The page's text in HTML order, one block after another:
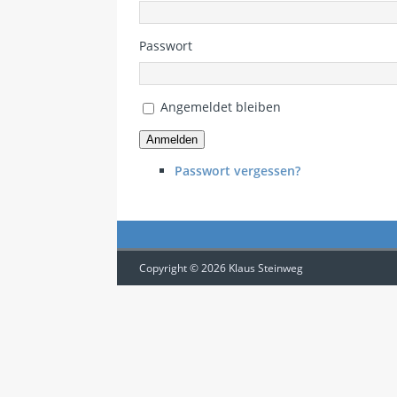
Passwort
Angemeldet bleiben
Anmelden
Passwort vergessen?
Copyright © 2026 Klaus Steinweg